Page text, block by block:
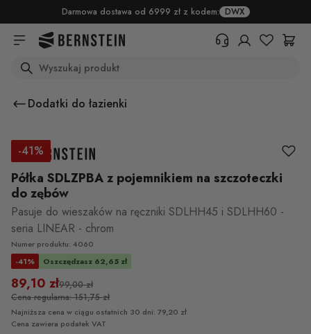
Skip to main contentDarmowa dostawa od 6999 zł z kodem: DWX
Search
Dodatki do łazienki
-41%
Półka SDLZPBA z pojemnikiem na szczoteczki
do zębów
Pasuje do wieszaków na ręczniki SDLHH45 i SDLHH60 -
seria LINEAR - chrom
Numer produktu: 4060
Oszczędzasz 62,65 zł
-41%
89,10 zł99,00 zł
Cena regularna: 151,75 zł
Najniższa cena w ciągu ostatnich 30 dni: 79,20 zł
Cena zawiera podatek VAT